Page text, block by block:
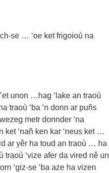
se … ‘oe ket frigoioù na
unon …hag ‘lake an traoù
traoù ‘ba ‘n donn ar puñs
metr donnder ‘na
ket ‘nañ ken kar ‘neus ket …
ar yêr ha toud an traoù … ha
traoù ‘vize afer da vired nê un
‘giz-se ‘ba aze ha vizen